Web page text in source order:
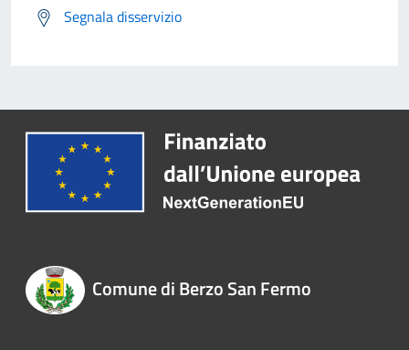
Segnala disservizio
Comune di Berzo San Fermo